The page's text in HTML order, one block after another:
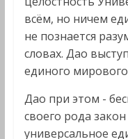
всём, но ничем
не познается
словах. Дао
единого
Дао при этом -
своего рода
универсальное